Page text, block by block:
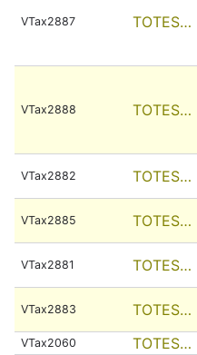
VTax2887 TOTES…
VTax2888 TOTES…
VTax2882 TOTES…
VTax2885 TOTES…
VTax2881 TOTES…
VTax2883 TOTES…
VTax2060 TOTES…